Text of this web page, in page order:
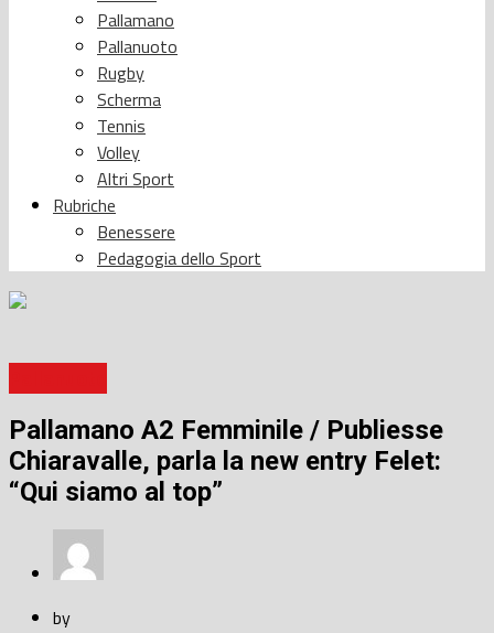
Pallamano
Pallanuoto
Rugby
Scherma
Tennis
Volley
Altri Sport
Rubriche
Benessere
Pedagogia dello Sport
Pallamano A2 Femminile / Publiesse
Chiaravalle, parla la new entry Felet:
“Qui siamo al top”
by